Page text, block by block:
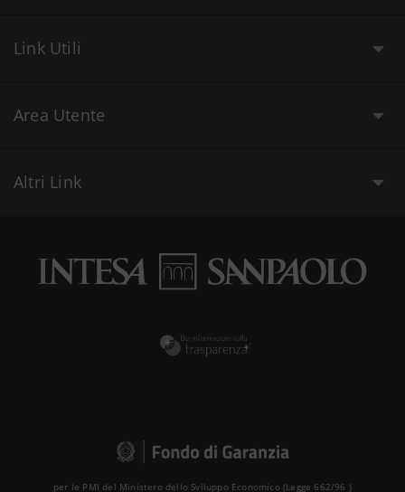
Link Utili
Area Utente
Altri Link
per le PMI del Ministero dello Sviluppo Economico (Legge 662/96 )